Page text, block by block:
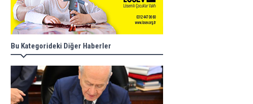
Bu Kategorideki Diğer Haberler